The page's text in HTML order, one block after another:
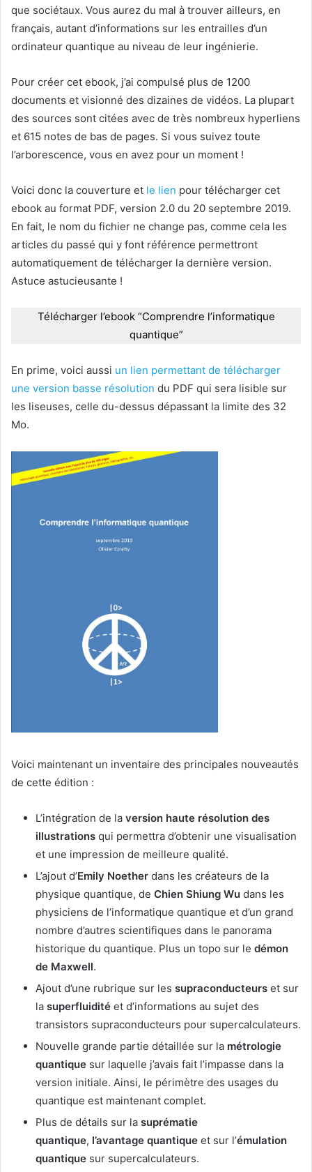
que sociétaux. Vous aurez du mal à trouver ailleurs, en
français, autant d’informations sur les entrailles d’un
ordinateur quantique au niveau de leur ingénierie.
Pour créer cet ebook, j’ai compulsé plus de 1200
documents et visionné des dizaines de vidéos. La plupart
des sources sont citées avec de très nombreux hyperliens
et 615 notes de bas de pages. Si vous suivez toute
l’arborescence, vous en avez pour un moment !
Voici donc la couverture et le lien pour télécharger cet
ebook au format PDF, version 2.0 du 20 septembre 2019.
En fait, le nom du fichier ne change pas, comme cela les
articles du passé qui y font référence permettront
automatiquement de télécharger la dernière version.
Astuce astucieusante !
Télécharger l’ebook “Comprendre l’informatique
quantique”
En prime, voici aussi un lien permettant de télécharger
une version basse résolution du PDF qui sera lisible sur
les liseuses, celle du-dessus dépassant la limite des 32
Mo.
Voici maintenant un inventaire des principales nouveautés
de cette édition :
L’intégration de la version haute résolution des
illustrations qui permettra d’obtenir une visualisation
et une impression de meilleure qualité.
L’ajout d’Emily Noether dans les créateurs de la
physique quantique, de Chien Shiung Wu dans les
physiciens de l’informatique quantique et d’un grand
nombre d’autres scientifiques dans le panorama
historique du quantique. Plus un topo sur le démon
de Maxwell.
Ajout d’une rubrique sur les supraconducteurs et sur
la superfluidité et d’informations au sujet des
transistors supraconducteurs pour supercalculateurs.
Nouvelle grande partie détaillée sur la métrologie
quantique sur laquelle j’avais fait l’impasse dans la
version initiale. Ainsi, le périmètre des usages du
quantique est maintenant complet.
Plus de détails sur la suprématie
quantique, l’avantage quantique et sur l’émulation
quantique sur supercalculateurs.